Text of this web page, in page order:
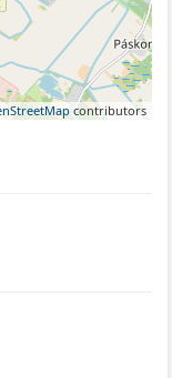
contributors